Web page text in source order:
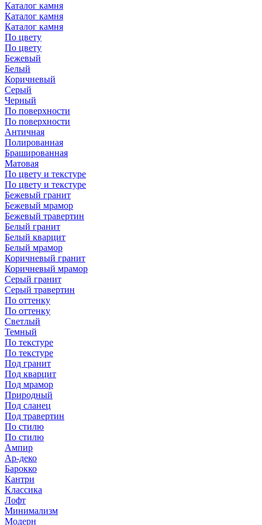
Каталог камня
Каталог камня
Каталог камня
По цвету
По цвету
Бежевый
Белый
Коричневый
Серый
Черный
По поверхности
По поверхности
Античная
Полированная
Брашированная
Матовая
По цвету и текстуре
По цвету и текстуре
Бежевый гранит
Бежевый мрамор
Бежевый травертин
Белый гранит
Белый кварцит
Белый мрамор
Коричневый гранит
Коричневый мрамор
Серый гранит
Серый травертин
По оттенку
По оттенку
Светлый
Темный
По текстуре
По текстуре
Под гранит
Под кварцит
Под мрамор
Природный
Под сланец
Под травертин
По стилю
По стилю
Ампир
Ар-деко
Барокко
Кантри
Классика
Лофт
Минимализм
Модерн